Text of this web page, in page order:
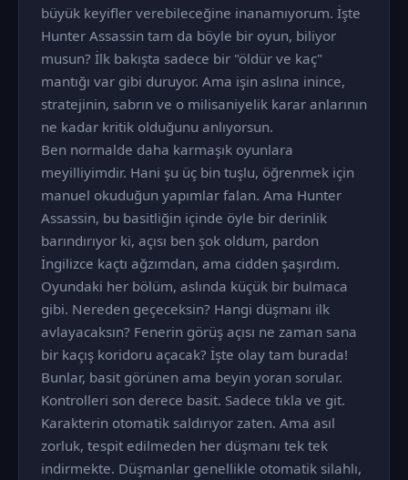
büyük keyifler verebileceğine inanamıyorum. İşte
Hunter Assassin tam da böyle bir oyun, biliyor
musun? İlk bakışta sadece bir "öldür ve kaç"
mantığı var gibi duruyor. Ama işin aslına inince,
stratejinin, sabrın ve o milisaniyelik karar anlarının
ne kadar kritik olduğunu anlıyorsun.
Ben normalde daha karmaşık oyunlara
meyilliyimdir. Hani şu üç bin tuşlu, öğrenmek için
manuel okuduğun yapımlar falan. Ama Hunter
Assassin, bu basitliğin içinde öyle bir derinlik
barındırıyor ki, açısı ben şok oldum, pardon
İngilizce kaçtı ağzımdan, ama cidden şaşırdım.
Oyundaki her bölüm, aslında küçük bir bulmaca
gibi. Nereden geçeceksin? Hangi düşmanı ilk
avlayacaksın? Fenerin görüş açısı ne zaman sana
bir kaçış koridoru açacak? İşte olay tam burada!
Bunlar, basit görünen ama beyin yoran sorular.
Kontrolleri son derece basit. Sadece tıkla ve git.
Karakterin otomatik saldırıyor zaten. Ama asıl
zorluk, tespit edilmeden her düşmanı tek tek
indirmekte. Düşmanlar genellikle otomatik silahlı,